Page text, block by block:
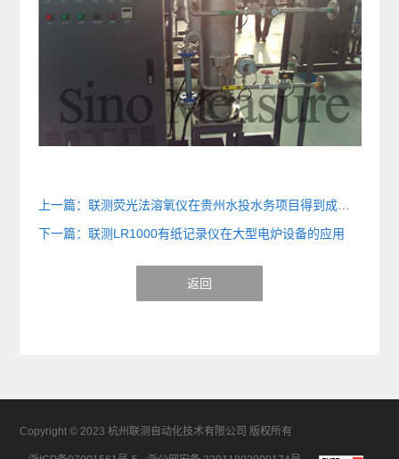
上一篇：联测荧光法溶氧仪在贵州水投水务项目得到成功应用
下一篇：联测LR1000有纸记录仪在大型电炉设备的应用
返回
Copyright © 2023 杭州联测自动化技术有限公司 版权所有